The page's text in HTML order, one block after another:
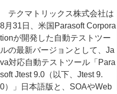
テクマトリックス株式会社は
8月31日、米国Parasoft Corpora
tionが開発した自動テストツー
ルの最新バージョンとして、Ja
va対応自動テストツール「Para
soft Jtest 9.0（以下、Jtest 9.
0）」日本語版と、SOAやWeb